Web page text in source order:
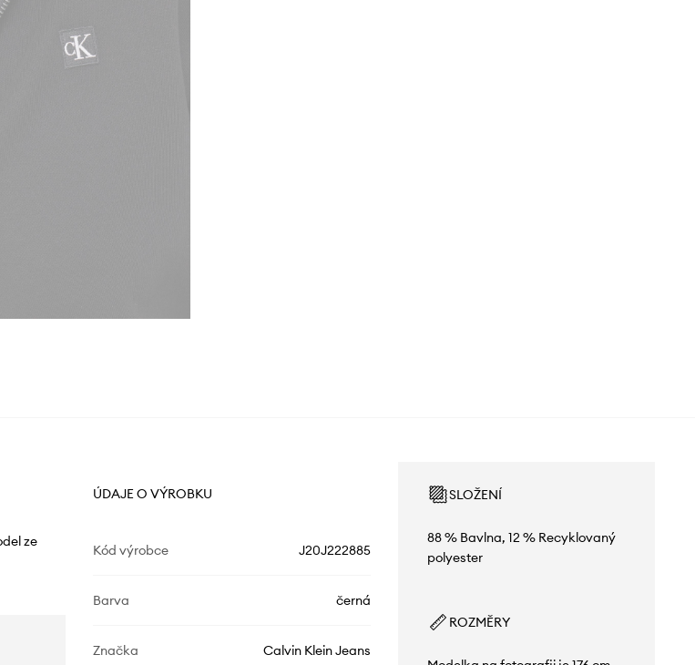
ze
ÚDAJE O VÝROBKU
Kód výrobce J20J222885
Barva černá
Značka Calvin Klein Jeans
SLOŽENÍ
88 % Bavlna, 12 % Recyklovaný
polyester
ROZMĚRY